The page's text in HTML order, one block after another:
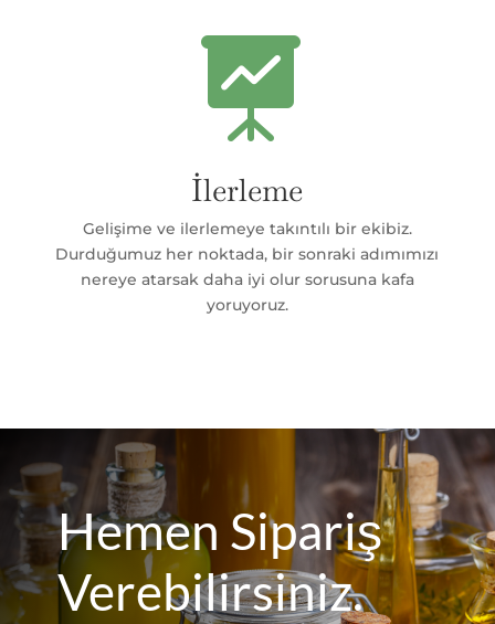

İlerleme
Gelişime ve ilerlemeye takıntılı bir ekibiz.
Durduğumuz her noktada, bir sonraki adımımızı
nereye atarsak daha iyi olur sorusuna kafa
yoruyoruz.
Hemen Sipariş
Verebilirsiniz.